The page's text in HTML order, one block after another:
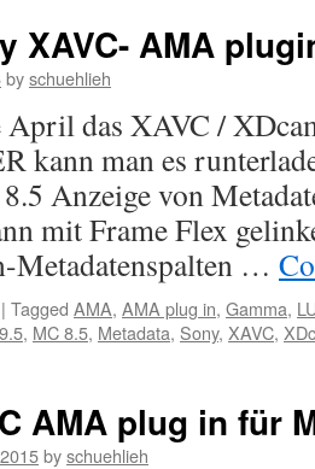
XAVC- AMA
byschuehlieh
April das XAVC /
kann man es
Anzeige von
mit Frame Flex
Metadatenspalten …
| Tagged AMA, AMA plug in, Gamma,
, MC 8.5, Metadata, Sony, XAVC,
AMA plug in für
byschuehlieh